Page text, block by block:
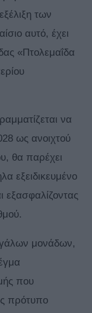
των
αυτό, έχει
«Πτολεμαΐδα
να
ως ανοιχτού
θα παρέχει
εξειδικευμένο
εξασφαλίζοντας
μονάδων,
που
πρότυπο